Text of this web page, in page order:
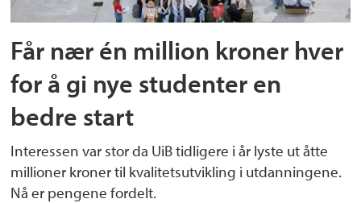
Får nær én million kroner hver
for å gi nye studenter en
bedre start
Interessen var stor da UiB tidligere i år lyste ut åtte
millioner kroner til kvalitetsutvikling i utdanningene.
Nå er pengene fordelt.